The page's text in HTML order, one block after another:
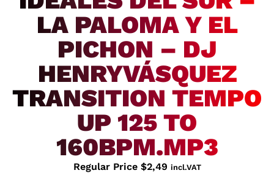
LA PALOMA Y EL
PICHON – DJ
HENRYVÁSQUEZ
TRANSITION TEMPO
UP 125 TO
160BPM.MP3
Regular Price $2,49 incl.VAT